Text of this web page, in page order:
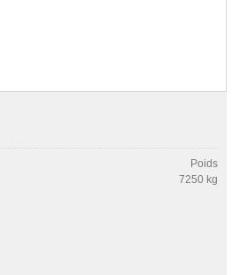
Poids
7250 kg